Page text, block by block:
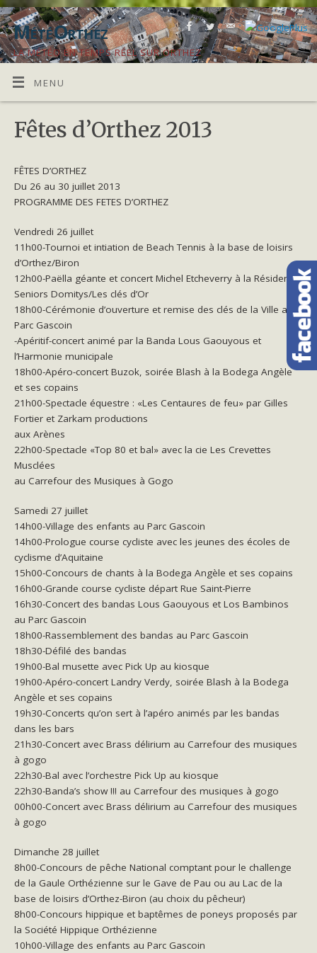
MétéOrthez
LA MÉTÉO EN TEMPS RÉEL SUR ORTHEZ
MENU
Fêtes d’Orthez 2013
FÊTES D’ORTHEZ
Du 26 au 30 juillet 2013
PROGRAMME DES FETES D’ORTHEZ
Vendredi 26 juillet
11h00-Tournoi et intiation de Beach Tennis à la base de loisirs
d’Orthez/Biron
12h00-Paëlla géante et concert Michel Etcheverry à la Résidence
Seniors Domitys/Les clés d’Or
18h00-Cérémonie d’ouverture et remise des clés de la Ville au
Parc Gascoin
-Apéritif-concert animé par la Banda Lous Gaouyous et
l’Harmonie municipale
18h00-Apéro-concert Buzok, soirée Blash à la Bodega Angèle
et ses copains
21h00-Spectacle équestre : «Les Centaures de feu» par Gilles
Fortier et Zarkam productions
aux Arènes
22h00-Spectacle «Top 80 et bal» avec la cie Les Crevettes
Musclées
au Carrefour des Musiques à Gogo
Samedi 27 juillet
14h00-Village des enfants au Parc Gascoin
14h00-Prologue course cycliste avec les jeunes des écoles de
cyclisme d’Aquitaine
15h00-Concours de chants à la Bodega Angèle et ses copains
16h00-Grande course cycliste départ Rue Saint-Pierre
16h30-Concert des bandas Lous Gaouyous et Los Bambinos
au Parc Gascoin
18h00-Rassemblement des bandas au Parc Gascoin
18h30-Défilé des bandas
19h00-Bal musette avec Pick Up au kiosque
19h00-Apéro-concert Landry Verdy, soirée Blash à la Bodega
Angèle et ses copains
19h30-Concerts qu’on sert à l’apéro animés par les bandas
dans les bars
21h30-Concert avec Brass délirium au Carrefour des musiques
à gogo
22h30-Bal avec l’orchestre Pick Up au kiosque
22h30-Banda’s show !!! au Carrefour des musiques à gogo
00h00-Concert avec Brass délirium au Carrefour des musiques
à gogo
Dimanche 28 juillet
8h00-Concours de pêche National comptant pour le challenge
de la Gaule Orthézienne sur le Gave de Pau ou au Lac de la
base de loisirs d’Orthez-Biron (au choix du pêcheur)
8h00-Concours hippique et baptêmes de poneys proposés par
la Société Hippique Orthézienne
10h00-Village des enfants au Parc Gascoin